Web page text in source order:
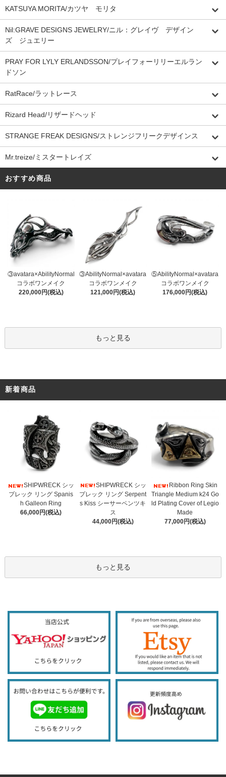
KATSUYA MORITA/カツヤ モリタ
Nil:GRAVE DESIGNS JEWELRY/ニル：グレイヴ デザイン
ズ ジュエリー
PRAY FOR LYLY ERLANDSSON/プレイフォーリリーエルラン
ドソン
RatRace/ラットレース
Rizard Head/リザードヘッド
STRANGE FREAK DESIGNS/ストレンジフリークデザインス
Mr.treize/ミスタートレイズ
おすすめ商品
③avatara×AbilityNormal
コラボワンメイク
220,000円(税込)
③AbilityNormal×avatara
コラボワンメイク
121,000円(税込)
⑤AbilityNormal×avatara
コラボワンメイク
176,000円(税込)
もっと見る
新着商品
SHIPWRECK シッ
プレック リング Spanis
h Galleon Ring
66,000円(税込)
SHIPWRECK シッ
プレック リング Serpent
s Kiss シーサーペンツキ
ス
44,000円(税込)
Ribbon Ring Skin
Triangle Medium k24 Go
ld Plating Cover of Legio
Made
77,000円(税込)
もっと見る